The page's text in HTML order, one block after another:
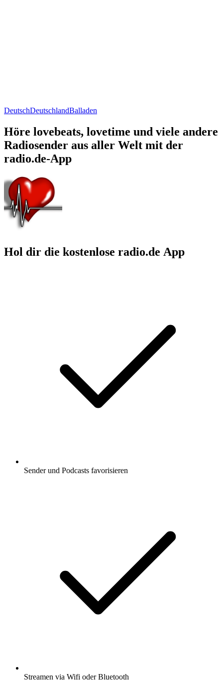
DeutschDeutschlandBalladen
Höre lovebeats, lovetime und viele andere
Radiosender aus aller Welt mit der
radio.de-App
Hol dir die kostenlose radio.de App
Sender und Podcasts favorisieren
Streamen via Wifi oder Bluetooth